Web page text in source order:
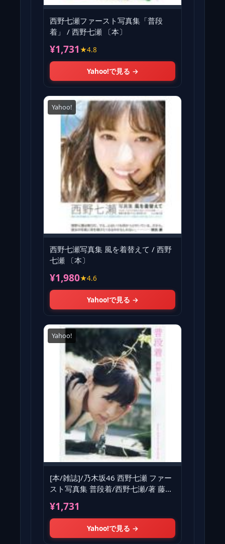
西野七瀬ファースト写真集「普段
着」 / 西野七瀬 〔本〕
¥1,731 ★4.8
Yahoo!で見る →
Yahoo!
西野七瀬写真集 風を着替えて / 西野
七瀬 〔本〕
¥1,980★4.6
Yahoo!で見る →
Yahoo!
[本/雑誌]/乃木坂46 西野七瀬 ファー
スト写真集 普段着/西野七瀬/著 藤代
¥1,731
Yahoo!で見る →